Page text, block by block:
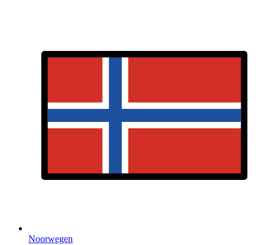
Noorwegen